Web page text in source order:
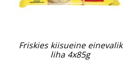
Friskies kiisueine einevalik
liha 4x85g